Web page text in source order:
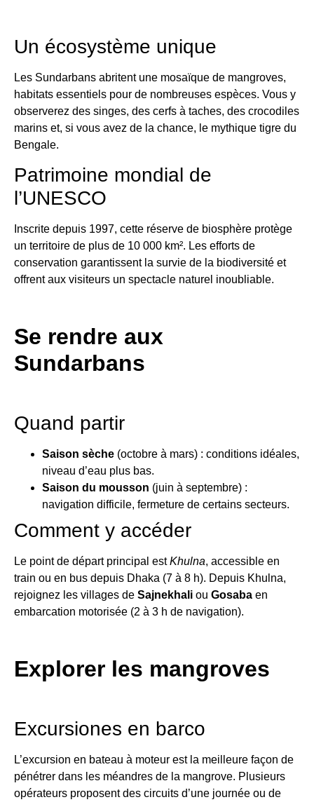
Un écosystème unique
Les Sundarbans abritent une mosaïque de mangroves,
habitats essentiels pour de nombreuses espèces. Vous y
observerez des singes, des cerfs à taches, des crocodiles
marins et, si vous avez de la chance, le mythique tigre du
Bengale.
Patrimoine mondial de
l’UNESCO
Inscrite depuis 1997, cette réserve de biosphère protège
un territoire de plus de 10 000 km². Les efforts de
conservation garantissent la survie de la biodiversité et
offrent aux visiteurs un spectacle naturel inoubliable.
Se rendre aux
Sundarbans
Quand partir
Saison sèche (octobre à mars) : conditions idéales,
niveau d’eau plus bas.
Saison du mousson (juin à septembre) :
navigation difficile, fermeture de certains secteurs.
Comment y accéder
Le point de départ principal estKhulna, accessible en
train ou en bus depuis Dhaka (7 à 8 h). Depuis Khulna,
rejoignez les villages de Sajnekhali ou Gosaba en
embarcation motorisée (2 à 3 h de navigation).
Explorer les mangroves
Excursiones en barco
L’excursion en bateau à moteur est la meilleure façon de
pénétrer dans les méandres de la mangrove. Plusieurs
opérateurs proposent des circuits d’une journée ou de